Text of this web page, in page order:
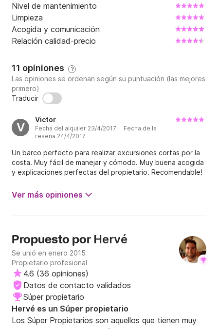
Nivel de mantenimiento
Limpieza
Acogida y comunicación
Relación calidad-precio
11 opiniones ?
Las opiniones se ordenan según su puntuación (las mejores
primero)
Traducir
V
Victor
Fecha del alquiler 23/4/2017 · Fecha de la
reseña 24/4/2017
Un barco perfecto para realizar excursiones cortas por la
costa. Muy fácil de manejar y cómodo. Muy buena acogida
y explicaciones perfectas del propietario. Recomendable!
Ver más opiniones
Propuesto por Hervé
Se unió en enero 2015
Propietario profesional
4.6 (36 opiniones)
Datos de contacto validados
Súper propietario
Hervé es un Súper propietario
Los Súper Propietarios son aquellos que tienen muy